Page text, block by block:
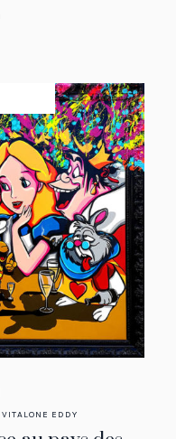
VITALONE EDDY